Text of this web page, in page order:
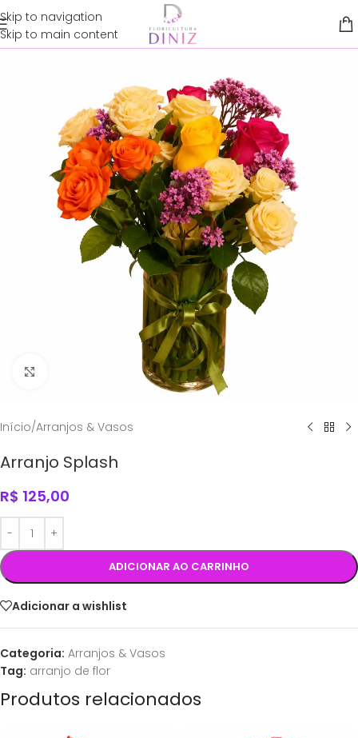
Skip to navigation
Skip to main content
Início/Arranjos & Vasos
Arranjo Splash
R$ 125,00
ADICIONAR AO CARRINHO
Adicionar a wishlist
Categoria: Arranjos & Vasos
Tag: arranjo de flor
Produtos relacionados